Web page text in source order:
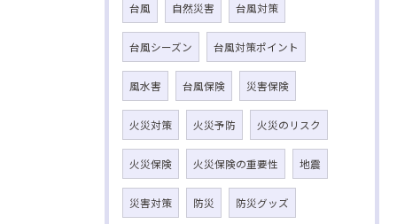
台風 自然災害 台風対策
台風シーズン 台風対策ポイント
風水害 台風保険 災害保険
火災対策 火災予防 火災のリスク
火災保険 火災保険の重要性 地震
災害対策 防災 防災グッズ